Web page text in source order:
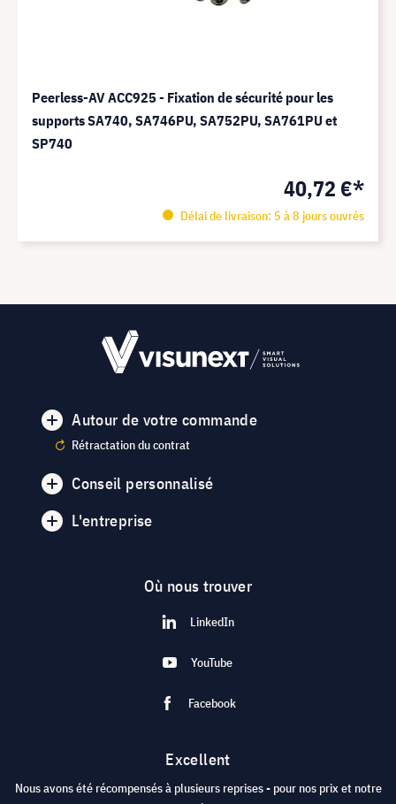
Peerless-AV ACC925 - Fixation de sécurité pour les
supports SA740, SA746PU, SA752PU, SA761PU et
SP740
40,72 €*
Délai de livraison: 5 à 8 jours ouvrés
Autour de votre commande
Rétractation du contrat
Conseil personnalisé
L'entreprise
Où nous trouver
LinkedIn
YouTube
Facebook
Excellent
Nous avons été récompensés à plusieurs reprises - pour nos prix et notre